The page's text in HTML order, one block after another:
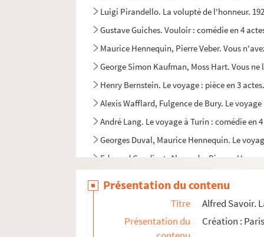
Luigi Pirandello. La volupté de l'honneur.
Gustave Guiches. Vouloir : comédie en 4
Maurice Hennequin, Pierre Veber. Vous
George Simon Kaufman, Moss Hart. Vous
Henry Bernstein. Le voyage : pièce en 3
Alexis Wafflard, Fulgence de Bury. Le
André Lang. Le voyage à Turin : comédie en
Georges Duval, Maurice Hennequin. Le
Edmond Gondinet, Alexandre Bisson. Un
Albéric Gautier, André Bestagne. La vraie
Présentation du contenu
Titre
Alfred Savoir.
Présentation du
Création :